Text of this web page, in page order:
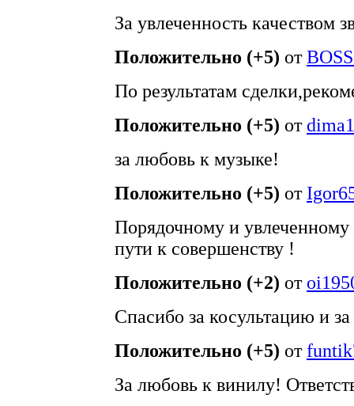
За увлеченность качеством
Положительно (+5) от
По результатам
Положительно (+5) от
за любовь к музыке!
Положительно (+5) от
Порядочному и увлеченному
пути к совершенству !
Положительно (+2) от
Спасибо за косультацию и
Положительно (+5) от
За любовь к винилу!